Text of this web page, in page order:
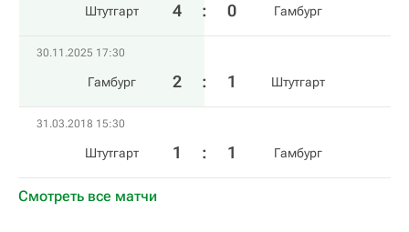
Штутгарт 4 : 0 Гамбург
30.11.2025 17:30
Гамбург 2 : 1 Штутгарт
31.03.2018 15:30
Штутгарт 1 : 1 Гамбург
Смотреть все матчи